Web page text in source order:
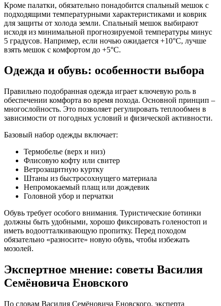
Кроме палатки, обязательно понадобится спальный мешок с
подходящими температурными характеристиками и коврик
для защиты от холода земли. Спальный мешок выбирают
исходя из минимальной прогнозируемой температуры минус
5 градусов. Например, если ночью ожидается +10°C, лучше
взять мешок с комфортом до +5°C.
Одежда и обувь: особенности выбора
Правильно подобранная одежда играет ключевую роль в
обеспечении комфорта во время похода. Основной принцип –
многослойность. Это позволяет регулировать теплообмен в
зависимости от погодных условий и физической активности.
Базовый набор одежды включает:
Термобелье (верх и низ)
Флисовую кофту или свитер
Ветрозащитную куртку
Штаны из быстросохнущего материала
Непромокаемый плащ или дождевик
Головной убор и перчатки
Обувь требует особого внимания. Туристические ботинки
должны быть удобными, хорошо фиксировать голеностоп и
иметь водоотталкивающую пропитку. Перед походом
обязательно «разносите» новую обувь, чтобы избежать
мозолей.
Экспертное мнение: советы Василия
Семёновича Еновского
По словам Василия Семёновича Еновского, эксперта